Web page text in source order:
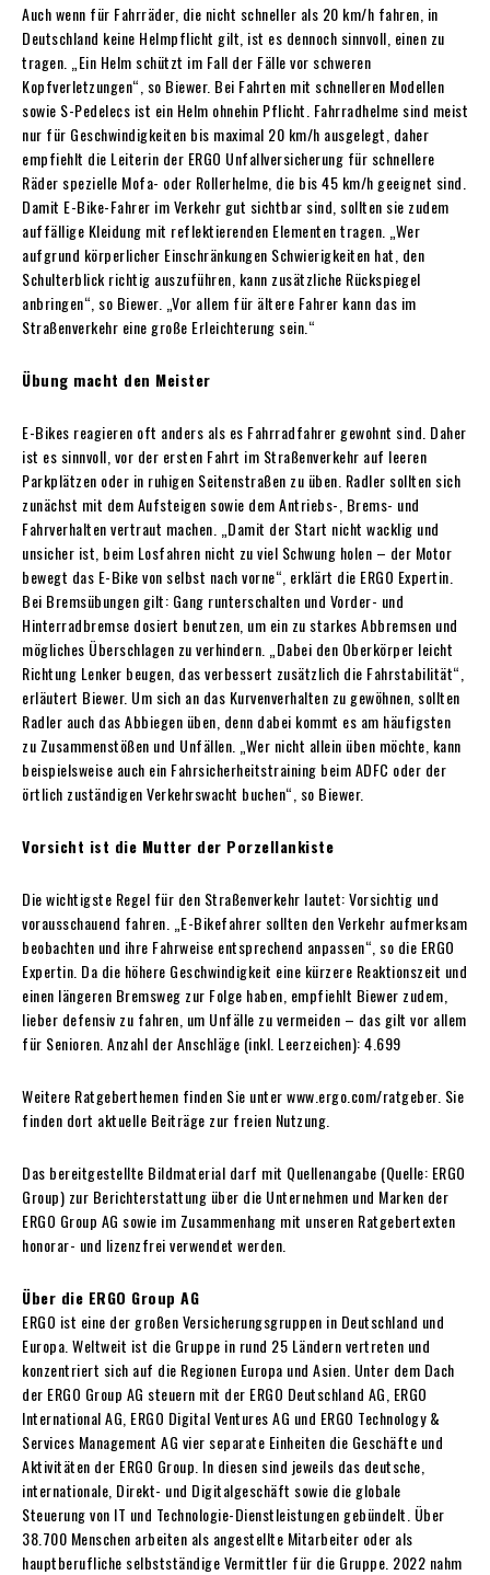
Auch wenn für Fahrräder, die nicht schneller als 20 km/h fahren, in
Deutschland keine Helmpflicht gilt, ist es dennoch sinnvoll, einen zu
tragen. „Ein Helm schützt im Fall der Fälle vor schweren
Kopfverletzungen“, so Biewer. Bei Fahrten mit schnelleren Modellen
sowie S-Pedelecs ist ein Helm ohnehin Pflicht. Fahrradhelme sind meist
nur für Geschwindigkeiten bis maximal 20 km/h ausgelegt, daher
empfiehlt die Leiterin der ERGO Unfallversicherung für schnellere
Räder spezielle Mofa- oder Rollerhelme, die bis 45 km/h geeignet sind.
Damit E-Bike-Fahrer im Verkehr gut sichtbar sind, sollten sie zudem
auffällige Kleidung mit reflektierenden Elementen tragen. „Wer
aufgrund körperlicher Einschränkungen Schwierigkeiten hat, den
Schulterblick richtig auszuführen, kann zusätzliche Rückspiegel
anbringen“, so Biewer. „Vor allem für ältere Fahrer kann das im
Straßenverkehr eine große Erleichterung sein.“
Übung macht den Meister
E-Bikes reagieren oft anders als es Fahrradfahrer gewohnt sind. Daher
ist es sinnvoll, vor der ersten Fahrt im Straßenverkehr auf leeren
Parkplätzen oder in ruhigen Seitenstraßen zu üben. Radler sollten sich
zunächst mit dem Aufsteigen sowie dem Antriebs-, Brems- und
Fahrverhalten vertraut machen. „Damit der Start nicht wacklig und
unsicher ist, beim Losfahren nicht zu viel Schwung holen – der Motor
bewegt das E-Bike von selbst nach vorne“, erklärt die ERGO Expertin.
Bei Bremsübungen gilt: Gang runterschalten und Vorder- und
Hinterradbremse dosiert benutzen, um ein zu starkes Abbremsen und
mögliches Überschlagen zu verhindern. „Dabei den Oberkörper leicht
Richtung Lenker beugen, das verbessert zusätzlich die Fahrstabilität“,
erläutert Biewer. Um sich an das Kurvenverhalten zu gewöhnen, sollten
Radler auch das Abbiegen üben, denn dabei kommt es am häufigsten
zu Zusammenstößen und Unfällen. „Wer nicht allein üben möchte, kann
beispielsweise auch ein Fahrsicherheitstraining beim ADFC oder der
örtlich zuständigen Verkehrswacht buchen“, so Biewer.
Vorsicht ist die Mutter der Porzellankiste
Die wichtigste Regel für den Straßenverkehr lautet: Vorsichtig und
vorausschauend fahren. „E-Bikefahrer sollten den Verkehr aufmerksam
beobachten und ihre Fahrweise entsprechend anpassen“, so die ERGO
Expertin. Da die höhere Geschwindigkeit eine kürzere Reaktionszeit und
einen längeren Bremsweg zur Folge haben, empfiehlt Biewer zudem,
lieber defensiv zu fahren, um Unfälle zu vermeiden – das gilt vor allem
für Senioren. Anzahl der Anschläge (inkl. Leerzeichen): 4.699
Weitere Ratgeberthemen finden Sie unter www.ergo.com/ratgeber. Sie
finden dort aktuelle Beiträge zur freien Nutzung.
Das bereitgestellte Bildmaterial darf mit Quellenangabe (Quelle: ERGO
Group) zur Berichterstattung über die Unternehmen und Marken der
ERGO Group AG sowie im Zusammenhang mit unseren Ratgebertexten
honorar- und lizenzfrei verwendet werden.
Über die ERGO Group AG
ERGO ist eine der großen Versicherungsgruppen in Deutschland und
Europa. Weltweit ist die Gruppe in rund 25 Ländern vertreten und
konzentriert sich auf die Regionen Europa und Asien. Unter dem Dach
der ERGO Group AG steuern mit der ERGO Deutschland AG, ERGO
International AG, ERGO Digital Ventures AG und ERGO Technology &
Services Management AG vier separate Einheiten die Geschäfte und
Aktivitäten der ERGO Group. In diesen sind jeweils das deutsche,
internationale, Direkt- und Digitalgeschäft sowie die globale
Steuerung von IT und Technologie-Dienstleistungen gebündelt. Über
38.700 Menschen arbeiten als angestellte Mitarbeiter oder als
hauptberufliche selbstständige Vermittler für die Gruppe. 2022 nahm